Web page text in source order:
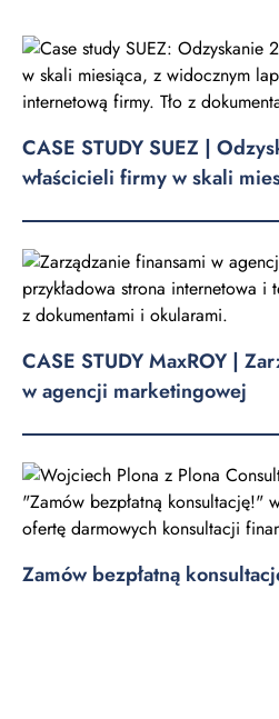
CASE STUDY SUEZ |
właścicieli firmy w skali
CASE STUDY MaxROY |
w agencji marketingowej
Zamów bezpłatną